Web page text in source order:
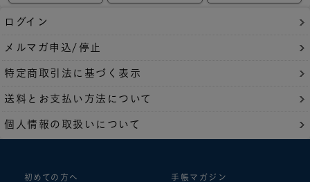
ログイン
メルマガ申込/停止
特定商取引法に基づく表示
送料とお支払い方法について
個人情報の取扱いについて
初めての方へ 手帳マガジン